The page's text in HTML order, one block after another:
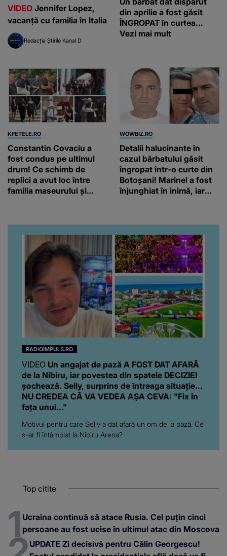
VIDEO Jennifer Lopez,
vacanță cu familia în Italia
Redacția Știrile Kanal D
din aprilie a fost găsit
ÎNGROPAT în curtea...
Vezi mai mult
KFETELE.RO
Constantin Covaciu a
fost condus pe ultimul
drum! Ce schimb de
replici a avut loc între
familia maseurului și
obrazul.”
WOWBIZ.RO
Detalii halucinante în
cazul bărbatului găsit
îngropat într-o curte din
Botoșani! Marinel a fost
înjunghiat în inimă, iar
RADIOIMPULS.RO
VIDEO Un angajat de pază A FOST DAT AFARĂ
de la Nibiru, iar povestea din spatele DECIZIEI
șochează. Selly, surprins de întreaga situație...
NU CREDEA CĂ VA VEDEA AȘA CEVA: "Fix în
fața unui..."
Motivul pentru care Selly a dat afară un om de la pază. Ce
s-ar fi întâmplat la Nibiru Arena?
Top citite
Ucraina continuă să atace Rusia. Cel puțin cinci
persoane au fost ucise în ultimul atac din Moscova
UPDATE Zi decisivă pentru Călin Georgescu!